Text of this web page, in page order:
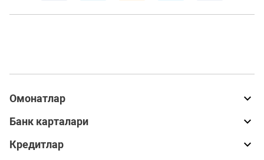
Омонатлар
Банк карталари
Кредитлар